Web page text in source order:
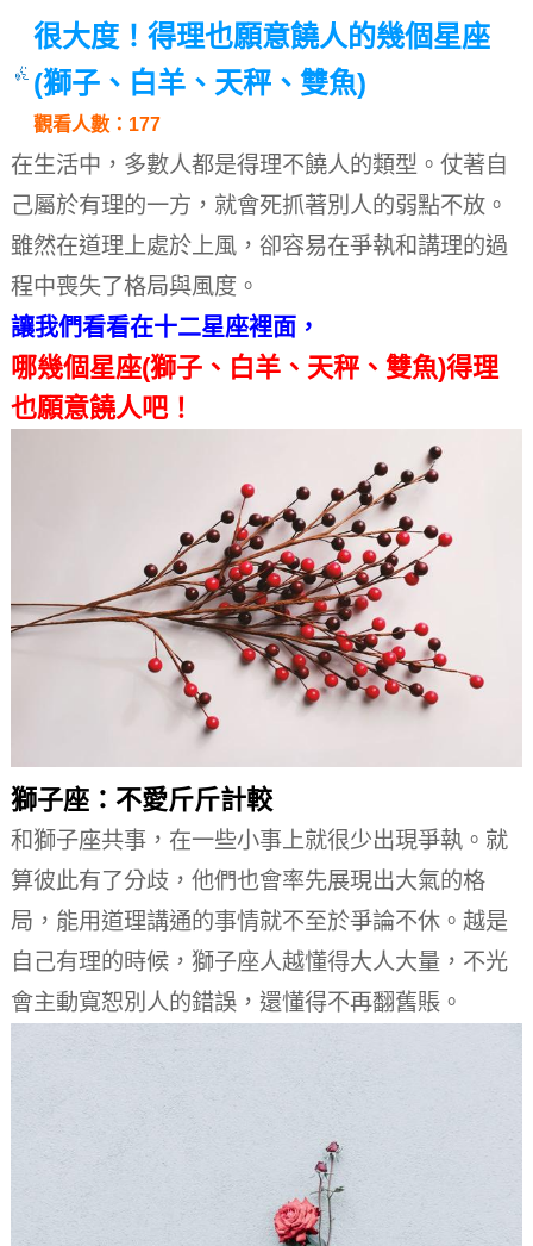
很大度！得理也願意饒人的幾個星座
(獅子、白羊、天秤、雙魚)
觀看人數：177
在生活中，多數人都是得理不饒人的類型。 仗著自
己屬於有理的一方，就會死抓著別人的弱點不放。
雖然在道理上處於上風，卻容易在爭執和講理的過
程中喪失了格局與風度。
讓我們看看在十二星座裡面，
哪幾個星座(獅子、白羊、天秤、雙魚)得理
也願意饒人吧！
獅子座：不愛斤斤計較
和獅子座共事，在一些小事上就很少出現爭執。 就
算彼此有了分歧，他們也會率先展現出大氣的格
局，能用道理講通的事情就不至於爭論不休。 越是
自己有理的時候，獅子座人越懂得大人大量，不光
會主動寬恕別人的錯誤，還懂得不再翻舊賬。